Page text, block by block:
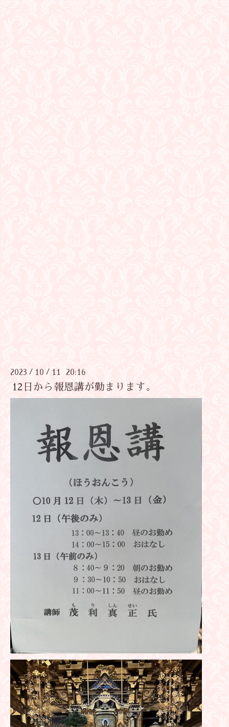
2023 / 10 / 11 20:16
12日から報恩講が勤まります。